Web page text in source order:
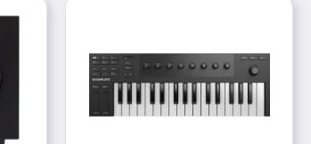
ürünleri en az